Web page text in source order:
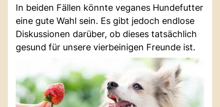
In beiden Fällen könnte veganes Hundefutter
eine gute Wahl sein. Es gibt jedoch endlose
Diskussionen darüber, ob dieses tatsächlich
gesund für unsere vierbeinigen Freunde ist.